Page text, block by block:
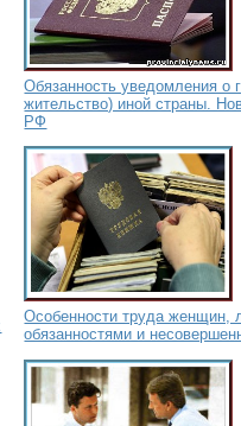
Обязанность уведомления о
жительство) иной страны.
РФ
Особенности труда женщин,
обязанностями и